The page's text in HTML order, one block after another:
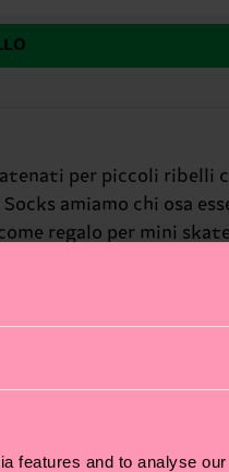
features and to analyse
per piccoli ribelli
amiamo chi osa
regalo per mini